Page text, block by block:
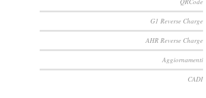
G1 Reverse Charge
AHR Reverse Charge
Aggiornamenti
CADI